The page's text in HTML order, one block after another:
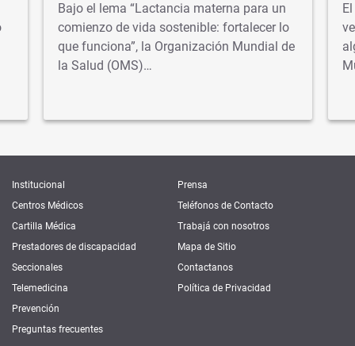
Bajo el lema “Lactancia materna para un
comienzo de vida sostenible: fortalecer lo
que funciona”, la Organización Mundial de
la Salud (OMS)…
Institucional
Centros Médicos
Cartilla Médica
Prestadores de discapacidad
Seccionales
Telemedicina
Prevención
Preguntas frecuentes
Prensa
Teléfonos de Contacto
Trabajá con nosotros
Mapa de Sitio
Contactanos
Política de Privacidad